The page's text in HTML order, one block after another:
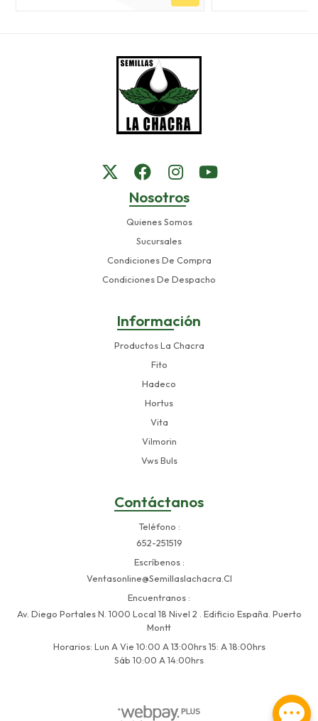
Nosotros
Quienes Somos
Sucursales
Condiciones De Compra
Condiciones De Despacho
Información
Productos La Chacra
Fito
Hadeco
Hortus
Vita
Vilmorin
Vws Buls
Contáctanos
Teléfono
652-251519
Escríbenos
Ventasonline@semillaslachacra.cl
Encuentranos
Av. Diego Portales N. 1000 Local 18 Nivel 2 . Edificio España. Puerto
Montt
Horarios: Lun A Vie 10:00 A 13:00hrs 15: A 18:00hrs
Sáb 10:00 A 14:00hrs